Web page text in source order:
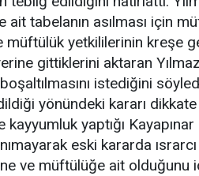
ait tabelanın asılması için
yetkililerinin kreşe
gittiklerini aktaran
istediğini
yönündeki kararı dikkate
kayyumluk yaptığı
eski kararda
ve müftülüğe ait